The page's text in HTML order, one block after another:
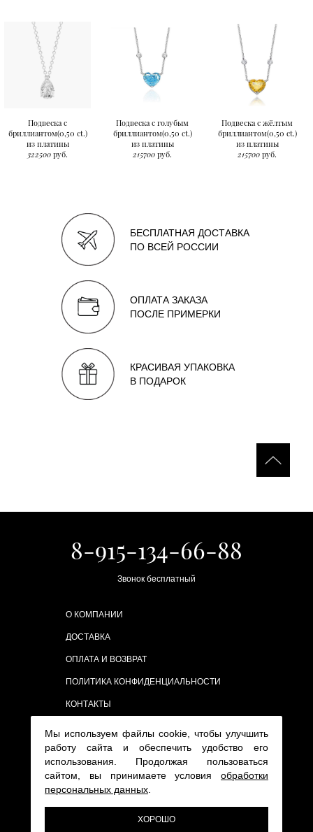
Подвеска с
бриллиантом(0,50 ct.)
из платины
322500 руб.
Подвеска с голубым
бриллиантом(0,50 ct.)
из платины
215700 руб.
Подвеска с жёлтым
бриллиантом(0,50 ct.)
из платины
215700 руб.
БЕСПЛАТНАЯ ДОСТАВКА
ПО ВСЕЙ РОССИИ
ОПЛАТА ЗАКАЗА
ПОСЛЕ ПРИМЕРКИ
КРАСИВАЯ УПАКОВКА
В ПОДАРОК
8-915-134-66-88
Звонок бесплатный
О КОМПАНИИ
ДОСТАВКА
ОПЛАТА И ВОЗВРАТ
ПОЛИТИКА КОНФИДЕНЦИАЛЬНОСТИ
КОНТАКТЫ
Мы используем файлы cookie, чтобы улучшить
работу сайта и обеспечить удобство его
использования. Продолжая пользоваться
сайтом, вы принимаете условия обработки
персональных данных
ХОРОШО